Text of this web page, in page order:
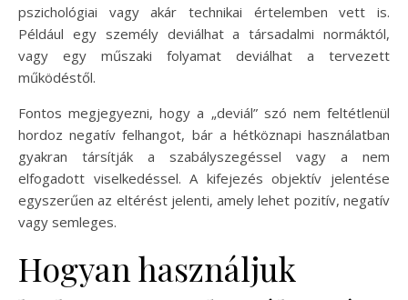
pszichológiai vagy akár technikai értelemben vett is.
Például egy személy deviálhat a társadalmi normáktól,
vagy egy műszaki folyamat deviálhat a tervezett
működéstől.
Fontos megjegyezni, hogy a „deviál” szó nem feltétlenül
hordoz negatív felhangot, bár a hétköznapi használatban
gyakran társítják a szabályszegéssel vagy a nem
elfogadott viselkedéssel. A kifejezés objektív jelentése
egyszerűen az eltérést jelenti, amely lehet pozitív, negatív
vagy semleges.
Hogyan használjuk